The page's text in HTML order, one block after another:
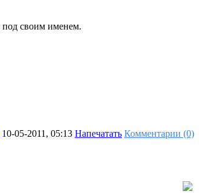
под своим именем.
10-05-2011, 05:13 Напечатать Комментарии (0)